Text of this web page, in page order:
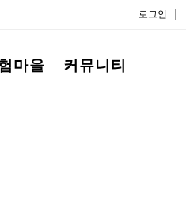
로그인
마을 커뮤니티